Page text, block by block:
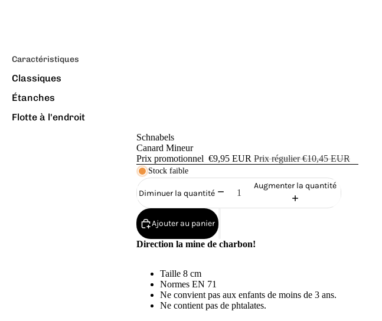
Caractéristiques
Classiques
Étanches
Flotte à l'endroit
Schnabels
Canard Mineur
Prix promotionnel €9,95 EUR Prix régulier€10,45 EUR
Stock faible
Diminuer la quantité
Augmenter la quantité
Ajouter au panier
Direction la mine de charbon!
Taille 8 cm
Normes EN 71
Ne convient pas aux enfants de moins de 3 ans.
Ne contient pas de phtalates.